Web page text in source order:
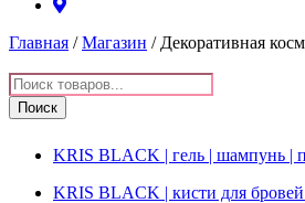
Главная /Магазин / Декоративная
Поиск
товаров
Поиск
KRIS BLACK | гель | шампунь |
KRIS BLACK | кисти для бровей